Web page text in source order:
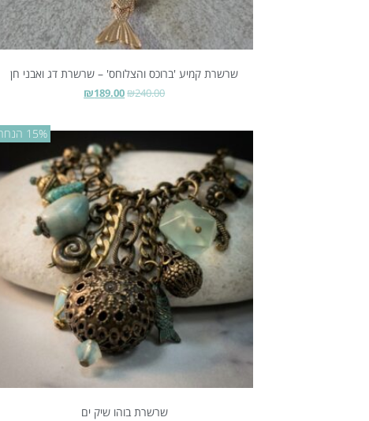
שרשרת קמיע 'ברוכס והצלוחס' – שרשרת דג ואבני חן
₪240.00
₪189.00
15% הנחה
שרשרת בוהו שיק ים